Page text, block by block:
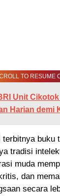
TO RESUME
Unit
Harian demi
terbitnya buku
tradisi
muda
dan
secara